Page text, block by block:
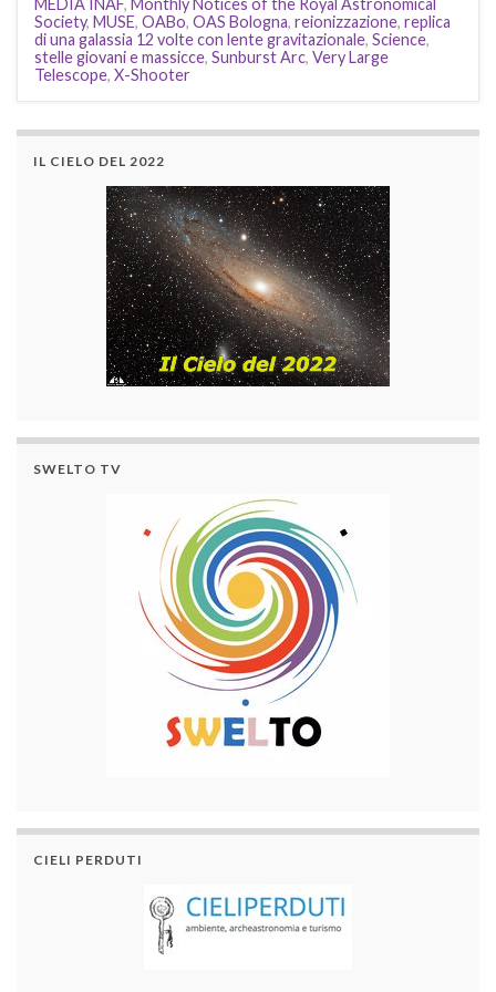
MEDIA INAF, Monthly Notices of the Royal Astronomical
Society, MUSE, OABo, OAS Bologna, reionizzazione, replica
di una galassia 12 volte con lente gravitazionale, Science,
stelle giovani e massicce, Sunburst Arc, Very Large
Telescope, X-Shooter
IL CIELO DEL 2022
SWELTO TV
CIELI PERDUTI